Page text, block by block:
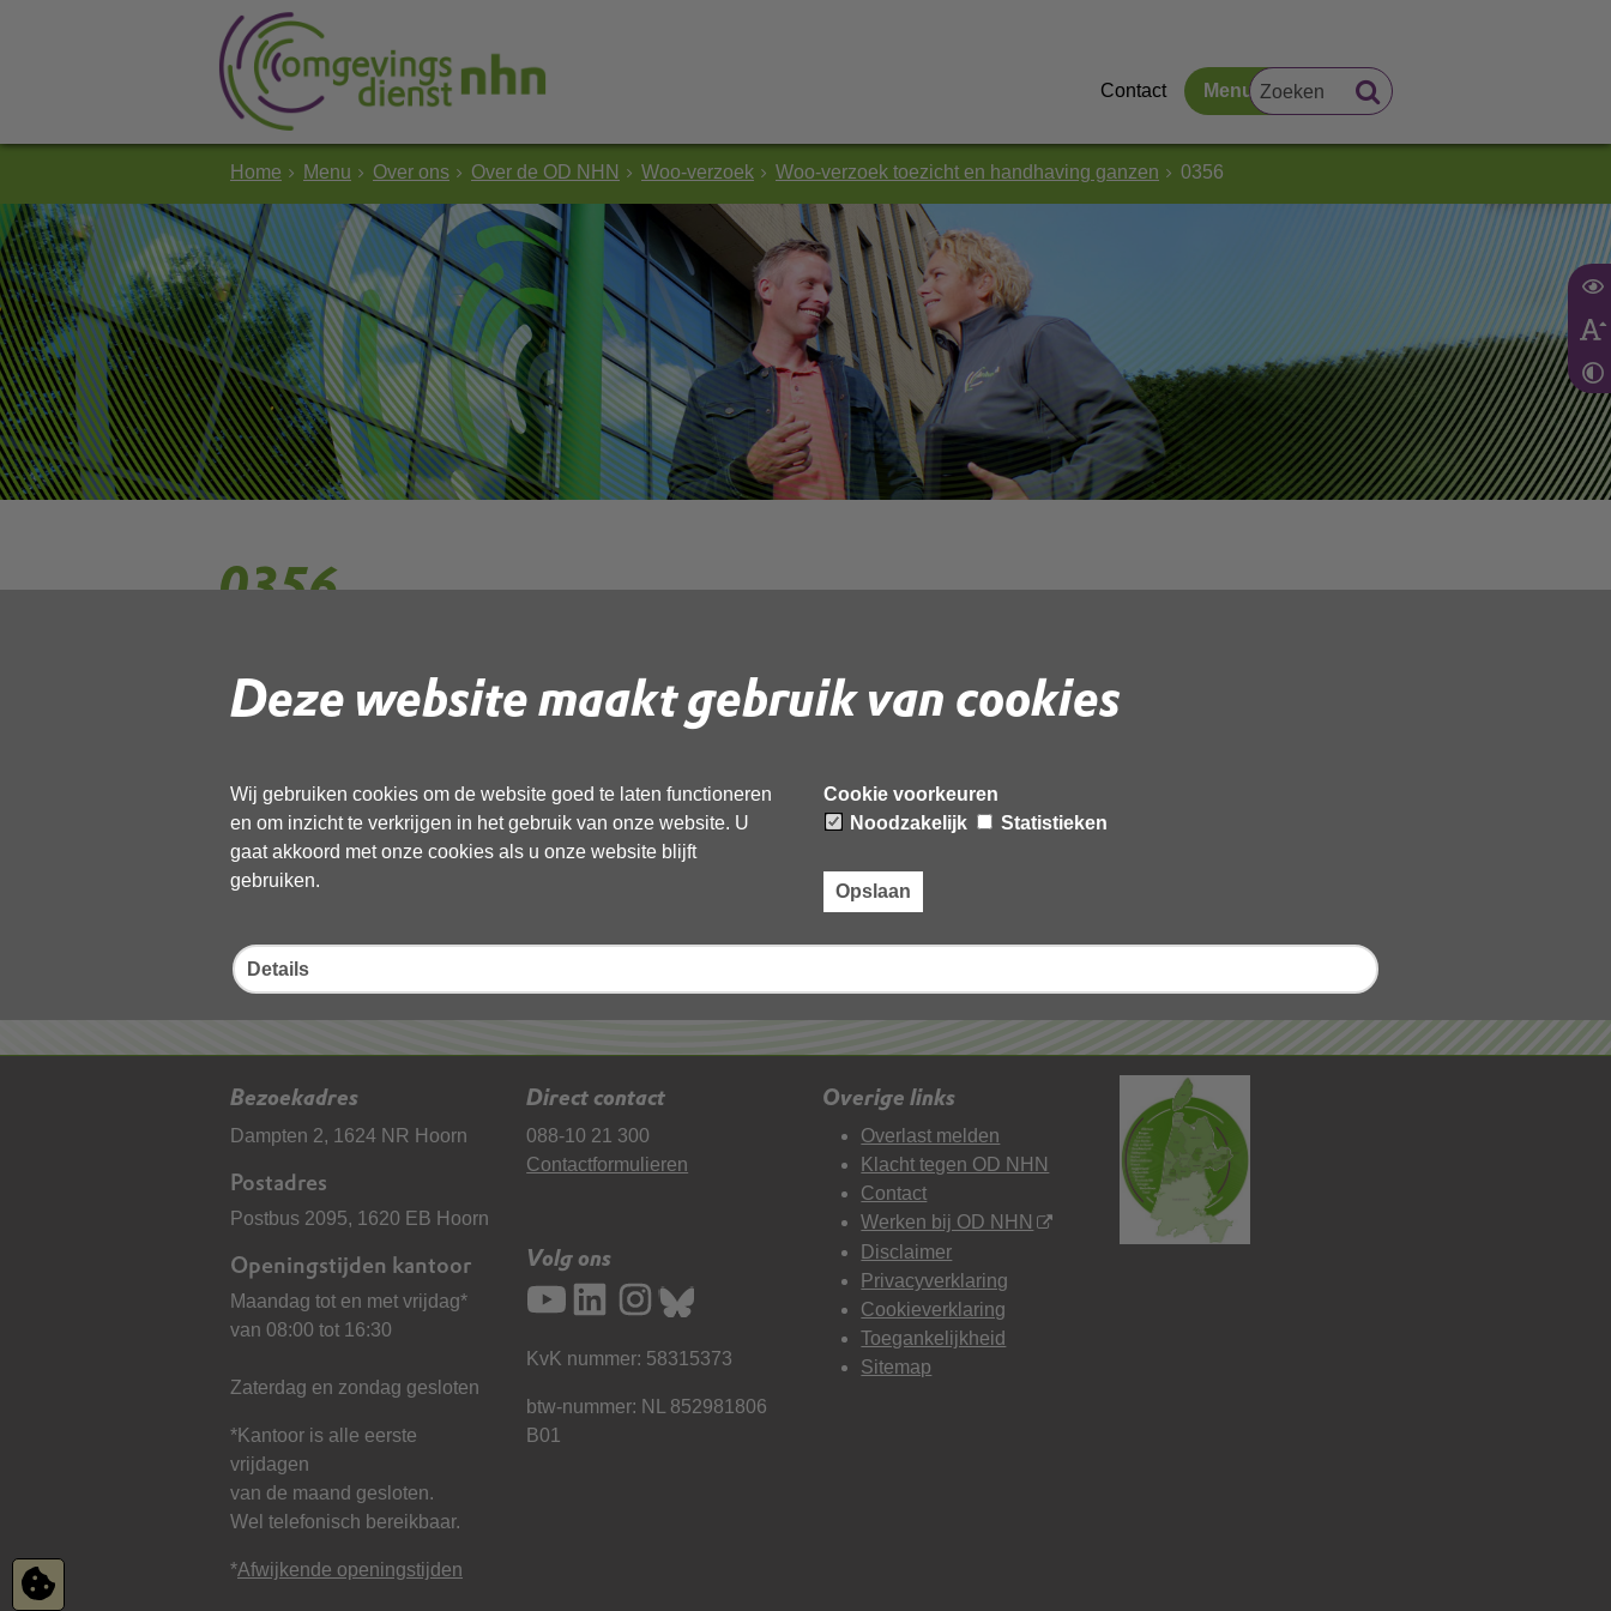
Deze website maakt gebruik van cookies
Wij gebruiken cookies om de website goed te laten functioneren
en om inzicht te verkrijgen in het gebruik van onze website. U
gaat akkoord met onze cookies als u onze website blijft
gebruiken.
Cookie voorkeuren
Noodzakelijk
Statistieken
Opslaan
Details
Contact Menu
Home Menu Over ons Over de OD NHN Woo-verzoek Woo-verzoek toezicht en handhaving ganzen 0356
0356
Gebruik de onderstaande link om het document te downloaden.
Deel deze pagina
Bezoekadres
Dampten 2, 1624 NR Hoorn
Postadres
Postbus 2095, 1620 EB Hoorn
Openingstijden kantoor
Maandag tot en met vrijdag*
van 08:00 tot 16:30
Zaterdag en zondag gesloten
*Kantoor is alle eerste
vrijdagen
van de maand gesloten.
Wel telefonisch bereikbaar.
*Afwijkende openingstijden
Direct contact
088-10 21 300
Contactformulieren
Volg ons
KvK nummer: 58315373
btw-nummer: NL 852981806
B01
Overige links
Overlast melden
Klacht tegen OD NHN
Contact
Werken bij OD NHN
Disclaimer
Privacyverklaring
Cookieverklaring
Toegankelijkheid
Sitemap